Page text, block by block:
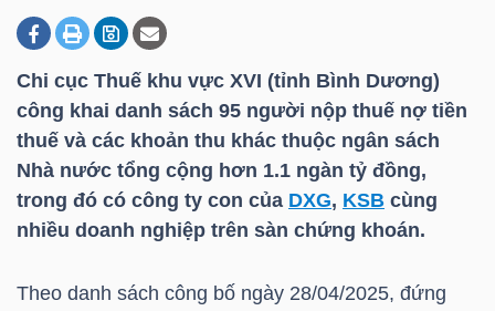
Chi cục Thuế khu vực XVI (tỉnh Bình Dương)
công khai danh sách 95 người nộp thuế nợ tiền
thuế và các khoản thu khác thuộc ngân sách
Nhà nước tổng cộng hơn 1.1 ngàn tỷ đồng,
trong đó có công ty con của DXG, KSB cùng
nhiều doanh nghiệp trên sàn chứng khoán.
Theo danh sách công bố ngày 28/04/2025, đứng
DOANH
NGHIỆP
BẤT
ĐỘNG
SẢN